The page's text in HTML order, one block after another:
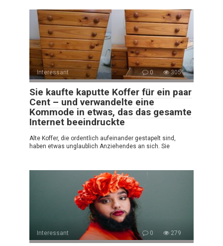
Interessant 0 305
Sie kaufte kaputte Koffer für ein paar
Cent – und verwandelte eine
Kommode in etwas, das das gesamte
Internet beeindruckte
Alte Koffer, die ordentlich aufeinander gestapelt sind,
haben etwas unglaublich Anziehendes an sich. Sie
Interessant 0 279